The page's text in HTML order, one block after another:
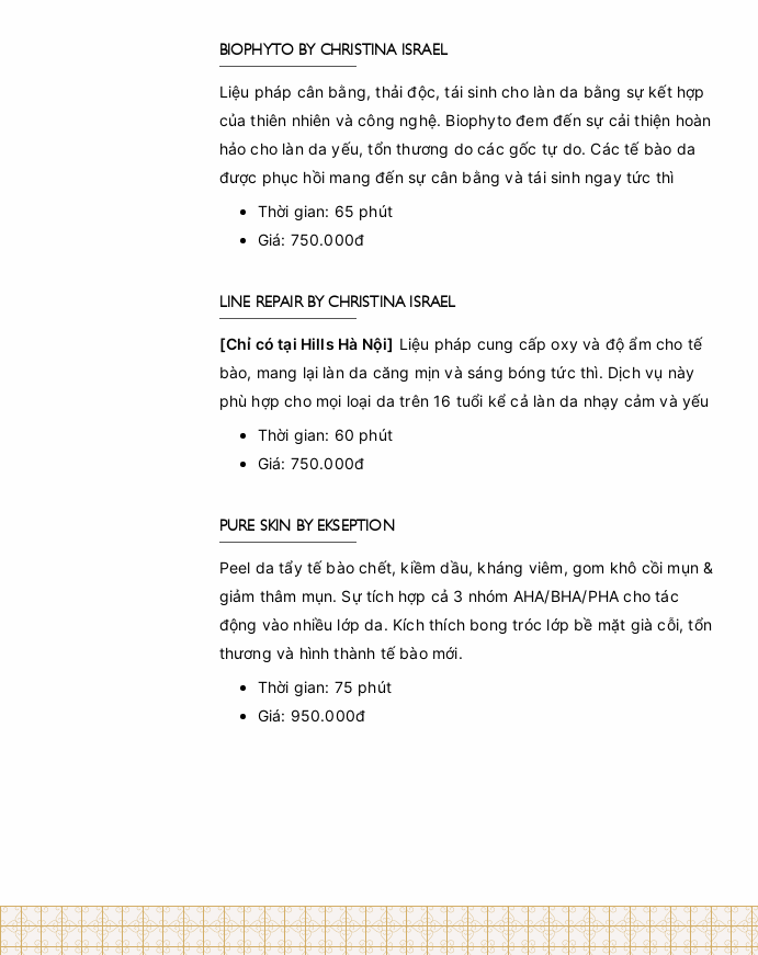
BIOPHYTO BY CHRISTINA ISRAEL
Liệu pháp cân bằng, thải độc, tái sinh cho làn da bằng sự kết hợp
của thiên nhiên và công nghệ. Biophyto đem đến sự cải thiện hoàn
hảo cho làn da yếu, tổn thương do các gốc tự do. Các tế bào da
được phục hồi mang đến sự cân bằng và tái sinh ngay tức thì
Thời gian: 65 phút
Giá: 750.000đ
LINE REPAIR BY CHRISTINA ISRAEL
[Chỉ có tại Hills Hà Nội] Liệu pháp cung cấp oxy và độ ẩm cho tế
bào, mang lại làn da căng mịn và sáng bóng tức thì. Dịch vụ này
phù hợp cho mọi loại da trên 16 tuổi kể cả làn da nhạy cảm và yếu
Thời gian: 60 phút
Giá: 750.000đ
PURE SKIN BY EKSEPTION
Peel da tẩy tế bào chết, kiềm dầu, kháng viêm, gom khô cồi mụn &
giảm thâm mụn. Sự tích hợp cả 3 nhóm AHA/BHA/PHA cho tác
động vào nhiều lớp da. Kích thích bong tróc lớp bề mặt già cỗi, tổn
thương và hình thành tế bào mới.
Thời gian: 75 phút
Giá: 950.000đ